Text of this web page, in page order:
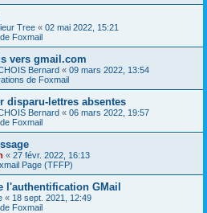
Tree « 02 mai 2022, 15:21
Foxmail
vers gmail.com
Bernard « 09 mars 2022, 13:54
de Foxmail
disparu-lettres absentes
Bernard « 06 mars 2022, 19:57
Foxmail
« 27 févr. 2022, 16:13
Page (TFFP)
l'authentification GMail
« 18 sept. 2021, 12:49
Foxmail